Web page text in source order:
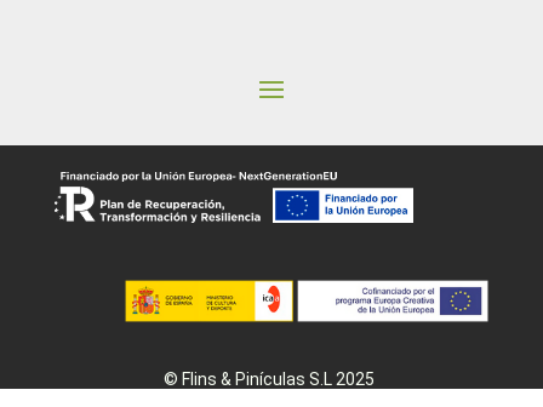
© Flins & Pinículas S.L 2025